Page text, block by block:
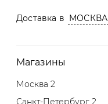
Магазины
Москва 2
Санкт-Петербург 2
Доставка в МОСКВА